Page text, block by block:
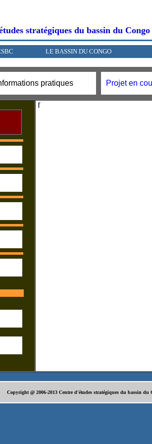
stratégiques du bassin du
LE BASSIN DU CONGO
pratiques Projet en
f
Copyright @ 2006-2013 Centre d'études stratégiques du bassin